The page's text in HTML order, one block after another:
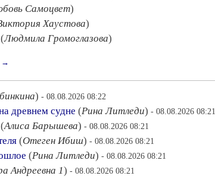
Самоцвет)
Хаустова)
(Людмила Громоглазова)
→
) - 08.08.2026 08:22
древнем судне (Рина Литледи) - 08.08.2026 08:21
(Алиса Барышева) - 08.08.2026 08:21
(Отеген Ибиш) - 08.08.2026 08:21
(Рина Литледи) - 08.08.2026 08:21
Андреевна 1) - 08.08.2026 08:21